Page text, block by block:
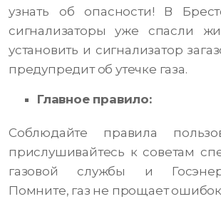
узнать об опасности! В
сигнализаторы уже спасли
установить и сигнализатор
предупредит об утечке газа.
Главное правило:
Соблюдайте правила
прислушивайтесь к советам
газовой службы и
Помните, газ не прощает